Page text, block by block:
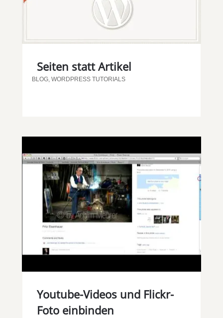
Seiten statt Artikel
BLOG, WORDPRESS TUTORIALS
Youtube-Videos und Flickr-
Foto einbinden